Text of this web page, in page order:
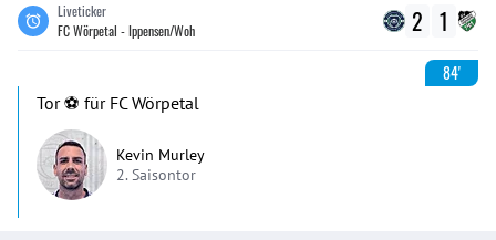
Liveticker
FC Wörpetal - Ippensen/Woh
2 1
84'
Tor ⚽️ für FC Wörpetal
Kevin Murley
2. Saisontor